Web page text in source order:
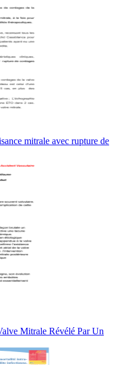
mitrale avec rupture de
Mitrale Révélé Par Un